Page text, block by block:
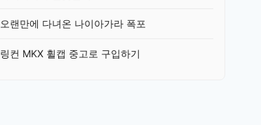
오랜만에 다녀온 나이아가라 폭포
링컨 MKX 휠캡 중고로 구입하기